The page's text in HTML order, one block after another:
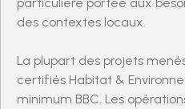
des contextes locaux.
La plupart des projets
certifiés Habitat &
minimum BBC. Les